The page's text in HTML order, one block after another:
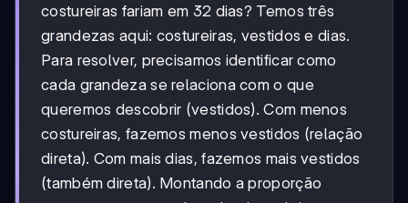
costureiras fariam em 32 dias? Temos três
grandezas aqui: costureiras, vestidos e dias.
Para resolver, precisamos identificar como
cada grandeza se relaciona com o que
queremos descobrir (vestidos). Com menos
costureiras, fazemos menos vestidos (relação
direta). Com mais dias, fazemos mais vestidos
(também direta). Montando a proporção